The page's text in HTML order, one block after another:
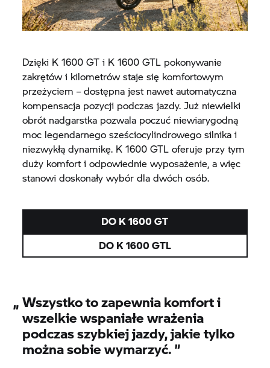
Dzięki K 1600 GT i K 1600 GTL pokonywanie
zakrętów i kilometrów staje się komfortowym
przeżyciem – dostępna jest nawet automatyczna
kompensacja pozycji podczas jazdy. Już niewielki
obrót nadgarstka pozwala poczuć niewiarygodną
moc legendarnego sześciocylindrowego silnika i
niezwykłą dynamikę. K 1600 GTL oferuje przy tym
duży komfort i odpowiednie wyposażenie, a więc
stanowi doskonały wybór dla dwóch osób.
DO K 1600 GT
DO K 1600 GTL
„Wszystko to zapewnia komfort i
wszelkie wspaniałe wrażenia
podczas szybkiej jazdy, jakie tylko
można sobie wymarzyć.”